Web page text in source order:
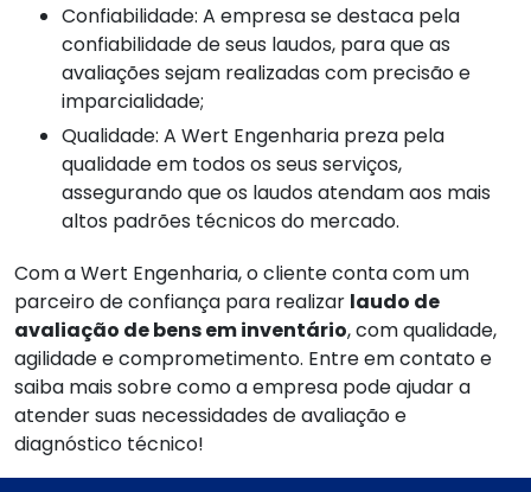
Confiabilidade: A empresa se destaca pela
confiabilidade de seus laudos, para que as
avaliações sejam realizadas com precisão e
imparcialidade;
Qualidade: A Wert Engenharia preza pela
qualidade em todos os seus serviços,
assegurando que os laudos atendam aos mais
altos padrões técnicos do mercado.
Com a Wert Engenharia, o cliente conta com um
parceiro de confiança para realizar laudo de
avaliação de bens em inventário, com qualidade,
agilidade e comprometimento. Entre em contato e
saiba mais sobre como a empresa pode ajudar a
atender suas necessidades de avaliação e
diagnóstico técnico!